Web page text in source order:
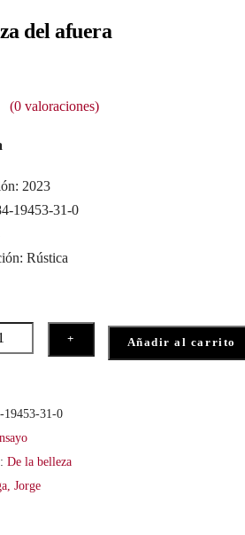
del afuera
(0valoraciones)
2023
19453-31-0
Rústica
+ Añadir al carrito
19453-31-0
De la belleza
Jorge